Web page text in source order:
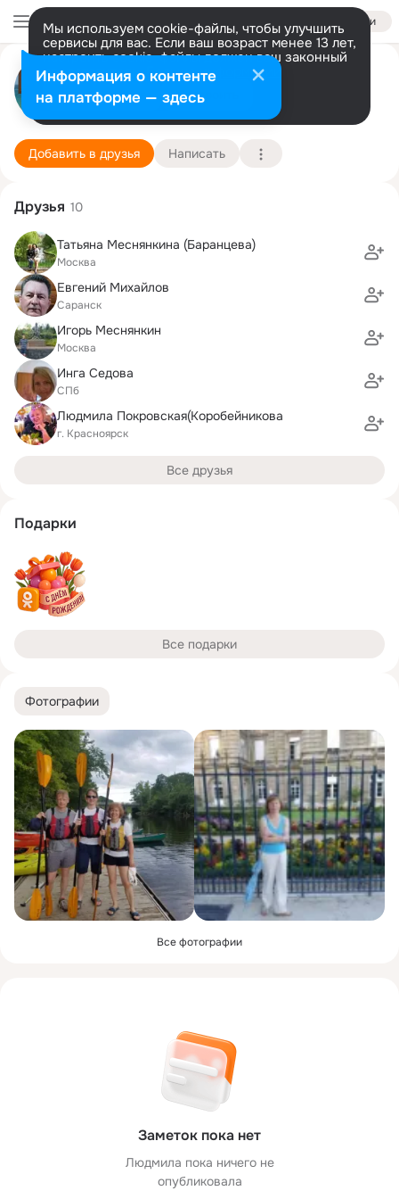
Войти
Мы используем cookie-файлы, чтобы улучшить
сервисы для вас. Если ваш возраст менее 13 лет,
настроить cookie-файлы должен ваш законный
представитель. Больше информации
Разрешить все Настроить
Людмила Исаева
Химки 3 января (62 года)
Подробнее
Добавить в друзья Написать
Фотографии
Все фотографии
Заметок пока нет
Людмила пока ничего не
опубликовала
Друзья 10
Татьяна Меснянкина (Баранцева)
Москва
Евгений Михайлов
Саранск
Игорь Меснянкин
Москва
Инга Седова
СПб
Людмила Покровская(Коробейникова
г. Красноярск
Все друзья
Подарки
Все подарки
Информация о контенте
на платформе — здесь